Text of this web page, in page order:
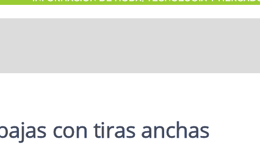
con tiras anchas